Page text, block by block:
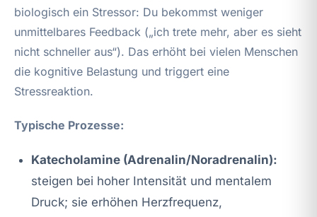
biologisch ein Stressor: Du bekommst weniger
unmittelbares Feedback („ich trete mehr, aber es sieht
nicht schneller aus“). Das erhöht bei vielen Menschen
die kognitive Belastung und triggert eine
Stressreaktion.
Typische Prozesse:
Katecholamine (Adrenalin/Noradrenalin):
steigen bei hoher Intensität und mentalem
Druck; sie erhöhen Herzfrequenz,